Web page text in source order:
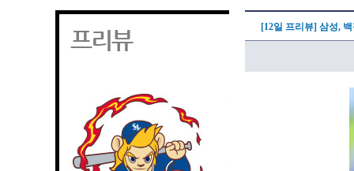
프리뷰 [12일 프리뷰] 삼성,